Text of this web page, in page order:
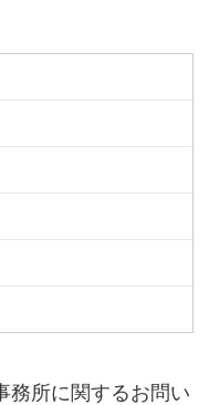
務所に関するお問い